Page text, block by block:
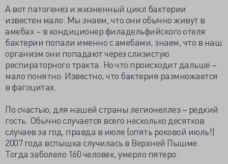
А вот патогенез и жизненный цикл бактерии
известен мало. Мы знаем, что они обычно живут в
амебах – в кондиционер филадельфийского отеля
бактерии попали именно с амебами, знаем, что в наш
организм они попадают через слизистую
респираторного тракта. Но что происходит дальше –
мало понятно. Известно, что бактерия размножается
в фагоцитах.
По счастью, для нашей страны легионеллез – редкий
гость. Обычно случается всего несколько десятков
случаев за год, правда в июле (опять роковой июль!)
2007 года вспышка случилась в Верхней Пышме.
Тогда заболело 160 человек, умерло пятеро.